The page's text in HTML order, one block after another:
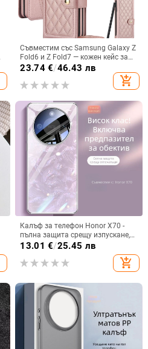
Съвместим със Samsung Galaxy Z
Fold6 и Z Fold7 — кожен кейс за
телефон с слот за стилус,
сгъваем дизайн, елегантен стил, с
каишка за китката, за дами
23.74€/46.43 лв
add_shopping_cart
Калъф за телефон Honor X70 -
пълна защита срещу изпускане,
закалено стъкло, модел Аурора
13.01 €/25.45 лв
add_shopping_cart